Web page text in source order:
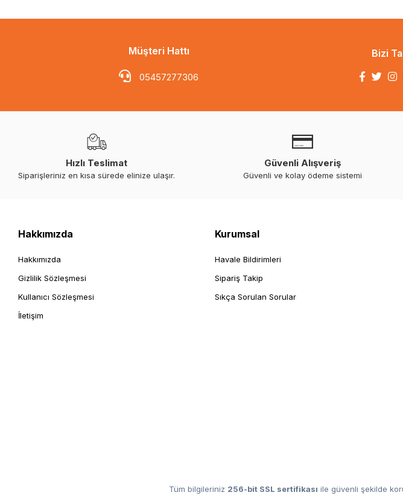
Müşteri Hattı
05457277306
Bizi
Hızlı Teslimat
Siparişleriniz en kısa sürede elinize ulaşır.
Güvenli Alışveriş
Güvenli ve kolay ödeme sistemi
Hakkımızda
Hakkımızda
Gizlilik Sözleşmesi
Kullanıcı Sözleşmesi
İletişim
Kurumsal
Havale Bildirimleri
Sipariş Takip
Sıkça Sorulan Sorular
Tüm bilgileriniz 256-bit SSL sertifikası ile güvenli şekilde